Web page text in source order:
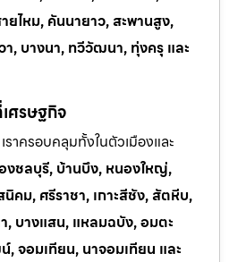
ไหม, คันนายาว, สะพานสูง,
, บางนา, ทวีวัฒนา, ทุ่งครุ และ
ศรษฐกิจ
เราครอบคลุมทั้งในตัวเมืองและ
งชลบุรี, บ้านบึง, หนองใหญ่,
คม, ศรีราชา, เกาะสีชัง, สัตหีบ,
, บางแสน, แหลมฉบัง, อมตะ
จอมเทียน, นาจอมเทียน และ